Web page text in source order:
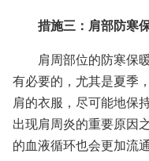
措施三：肩部防寒
肩周部位的防寒保
有必要的，尤其是夏季
肩的衣服，尽可能地保
出现肩周炎的重要原因
的血液循环也会更加流